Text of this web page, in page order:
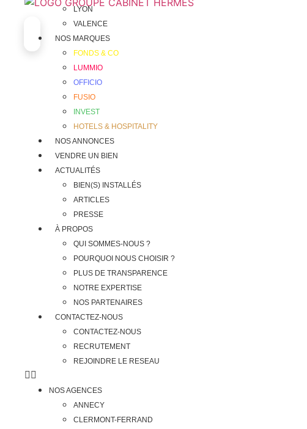
LYON
VALENCE
NOS MARQUES
FONDS & CO
LUMMIO
OFFICIO
FUSIO
INVEST
HOTELS & HOSPITALITY
NOS ANNONCES
VENDRE UN BIEN
ACTUALITÉS
BIEN(S) INSTALLÉS
ARTICLES
PRESSE
À PROPOS
QUI SOMMES-NOUS ?
POURQUOI NOUS CHOISIR ?
PLUS DE TRANSPARENCE
NOTRE EXPERTISE
NOS PARTENAIRES
CONTACTEZ-NOUS
CONTACTEZ-NOUS
RECRUTEMENT
REJOINDRE LE RESEAU
NOS AGENCES
ANNECY
CLERMONT-FERRAND